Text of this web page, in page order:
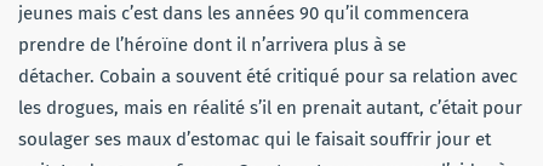
jeunes mais c’est dans les années 90 qu’il commencera
prendre de l’héroïne dont il n’arrivera plus à se
détacher. Cobain a souvent été critiqué pour sa relation avec
les drogues, mais en réalité s’il en prenait autant, c’était pour
soulager ses maux d’estomac qui le faisait souffrir jour et